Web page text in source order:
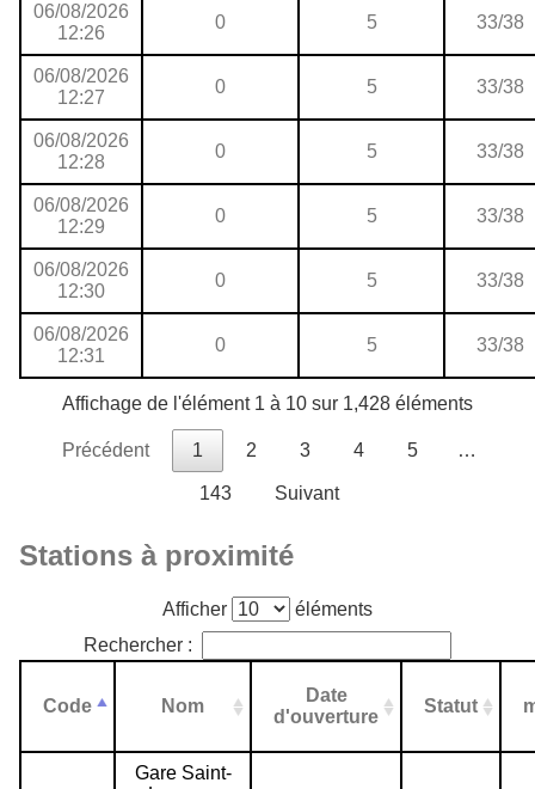
06/08/2026
12:26
0 5 33/38
06/08/2026
12:27
0 5 33/38
06/08/2026
12:28
0 5 33/38
06/08/2026
12:29
0 5 33/38
06/08/2026
12:30
0 5 33/38
06/08/2026
12:31
0 5 33/38
Affichage de l'élément 1 à 10 sur 1,428 éléments
Précédent 1 2 3 4 5 …
143 Suivant
Stations à proximité
Afficher
éléments
Rechercher :
Code Nom
Date
d'ouverture
Statut
Gare Saint-